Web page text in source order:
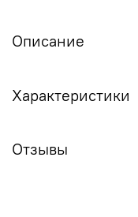
Описание
Характеристики
Отзывы